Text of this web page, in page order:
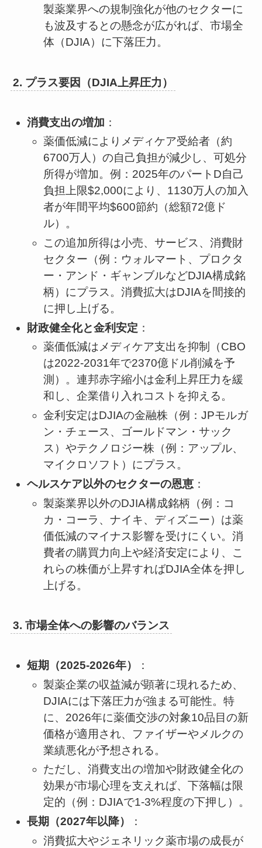
製薬業界への規制強化が他のセクターに
も波及するとの懸念が広がれば、市場全
体（DJIA）に下落圧力。
2. プラス要因（DJIA上昇圧力）
消費支出の増加 ：
薬価低減によりメディケア受給者（約
6700万人）の自己負担が減少し、可処分
所得が増加。例：2025年のパートD自己
負担上限$2,000により、1130万人の加入
者が年間平均$600節約（総額72億ド
ル）。
この追加所得は小売、サービス、消費財
セクター（例：ウォルマート、プロクタ
ー・アンド・ギャンブルなどDJIA構成銘
柄）にプラス。消費拡大はDJIAを間接的
に押し上げる。
財政健全化と金利安定 ：
薬価低減はメディケア支出を抑制（CBO
は2022-2031年で2370億ドル削減を予
測）。連邦赤字縮小は金利上昇圧力を緩
和し、企業借り入れコストを抑える。
金利安定はDJIAの金融株（例：JPモルガ
ン・チェース、ゴールドマン・サック
ス）やテクノロジー株（例：アップル、
マイクロソフト）にプラス。
ヘルスケア以外のセクターの恩恵 ：
製薬業界以外のDJIA構成銘柄（例：コ
カ・コーラ、ナイキ、ディズニー）は薬
価低減のマイナス影響を受けにくい。消
費者の購買力向上や経済安定により、こ
れらの株価が上昇すればDJIA全体を押し
上げる。
3. 市場全体への影響のバランス
短期（2025-2026年）
：
製薬企業の収益減が顕著に現れるため、
DJIAには下落圧力が強まる可能性。特
に、2026年に薬価交渉の対象10品目の新
価格が適用され、ファイザーやメルクの
業績悪化が予想される。
ただし、消費支出の増加や財政健全化の
効果が市場心理を支えれば、下落幅は限
定的（例：DJIAで1-3%程度の下押し）。
長期（2027年以降）
：
消費拡大やジェネリック薬市場の成長が